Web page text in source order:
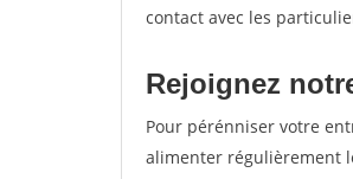
contact avec les
Rejoignez
Pour pérénniser votre
alimenter régulièrement